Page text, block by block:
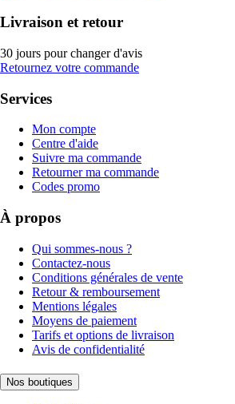
Livraison et retour
30 jours pour changer d'avis
Retournez votre commande
Services
Mon compte
Centre d'aide
Suivre ma commande
Retourner ma commande
Codes promo
À propos
Qui sommes-nous ?
Contactez-nous
Conditions générales de vente
Retour & remboursement
Mentions légales
Moyens de paiement
Tarifs et options de livraison
Avis de confidentialité
Nos boutiques